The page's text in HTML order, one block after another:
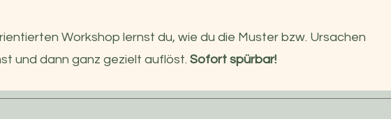
Workshop lernst du, wie du die Muster bzw. Ursachen
und dann ganz gezielt auflöst. Sofort spürbar!